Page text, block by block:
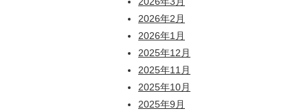
2026年2月
2026年1月
2025年12月
2025年11月
2025年10月
2025年9月